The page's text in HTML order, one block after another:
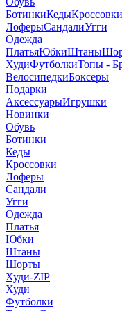
БотинкиКедыКроссовки
ЛоферыСандалиУгги
Одежда
ПлатьяЮбкиШтаны
ХудиФутболкиТопы -
ВелосипедкиБоксеры
Подарки
АксессуарыИгрушки
Новинки
Обувь
Ботинки
Кеды
Кроссовки
Лоферы
Сандали
Угги
Одежда
Платья
Юбки
Штаны
Шорты
Худи-ZIP
Худи
Футболки